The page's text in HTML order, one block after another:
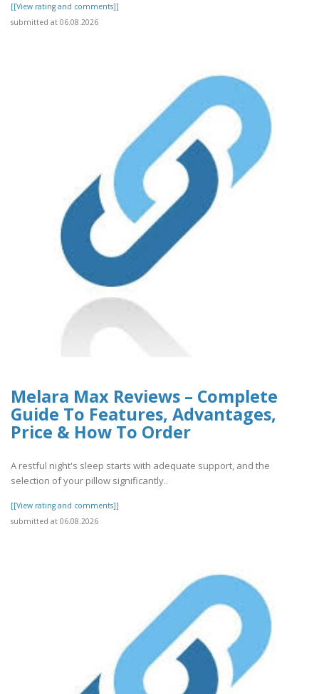
[[View rating and comments]]
submitted at 06.08.2026
Melara Max Reviews – Complete
Guide To Features, Advantages,
Price & How To Order
A restful night's sleep starts with adequate support, and the
selection of your pillow significantly..
[[View rating and comments]]
submitted at 06.08.2026